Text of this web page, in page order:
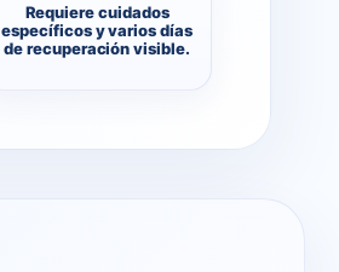
Requiere cuidados
específicos y varios días
de recuperación visible.